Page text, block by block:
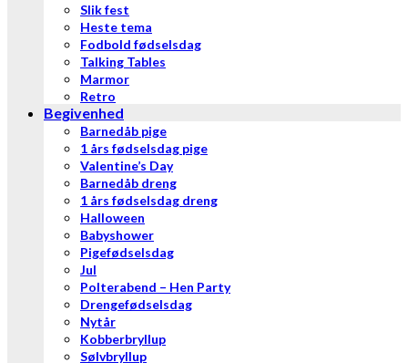
Slik fest
Heste tema
Fodbold fødselsdag
Talking Tables
Marmor
Retro
Begivenhed
Barnedåb pige
1 års fødselsdag pige
Valentine’s Day
Barnedåb dreng
1 års fødselsdag dreng
Halloween
Babyshower
Pigefødselsdag
Jul
Polterabend – Hen Party
Drengefødselsdag
Nytår
Kobberbryllup
Sølvbryllup